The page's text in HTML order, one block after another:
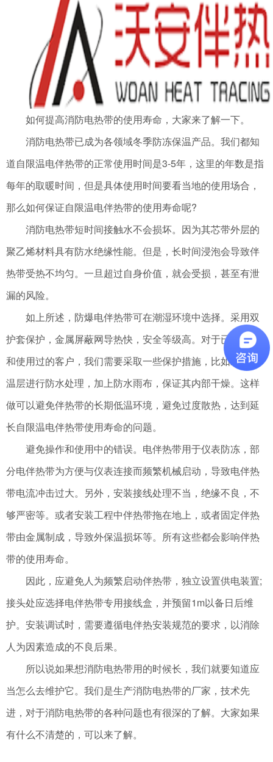
如何提高消防电热带的使用寿命，大家来了解一下。
消防电热带已成为各领域冬季防冻保温产品。我们都知
道自限温电伴热带的正常使用时间是3-5年，这里的年数是指
每年的取暖时间，但是具体使用时间要看当地的使用场合，
那么如何保证自限温电伴热带的使用寿命呢?
消防电热带短时间接触水不会损坏。因为其芯带外层的
聚乙烯材料具有防水绝缘性能。但是，长时间浸泡会导致伴
热带受热不均匀。一旦超过自身价值，就会受损，甚至有泄
漏的风险。
如上所述，防爆电伴热带可在潮湿环境中选择。采用双
护套保护，金属屏蔽网导热快，安全等级高。对于已经购买
和使用过的客户，我们需要采取一些保护措施，比如对外保
温层进行防水处理，加上防水雨布，保证其内部干燥。这样
做可以避免伴热带的长期低温环境，避免过度散热，达到延
长自限温电伴热带使用寿命的问题。
避免操作和使用中的错误。电伴热带用于仪表防冻，部
分电伴热带为方便与仪表连接而频繁机械启动，导致电伴热
带电流冲击过大。另外，安装接线处理不当，绝缘不良，不
够严密等。或者安装工程中伴热带拖在地上，或者固定伴热
带由金属制成，导致外保温损坏等。所有这些都会影响伴热
带的使用寿命。
因此，应避免人为频繁启动伴热带，独立设置供电装置;
接头处应选择电伴热带专用接线盒，并预留1m以备日后维
护。安装调试时，需要遵循电伴热安装规范的要求，以消除
人为因素造成的不良后果。
所以说如果想消防电热带用的时候长，我们就要知道应
当怎么去维护它。我们是生产消防电热带的厂家，技术先
进，对于消防电热带的各种问题也有很深的了解。大家如果
有什么不清楚的，可以来了解。